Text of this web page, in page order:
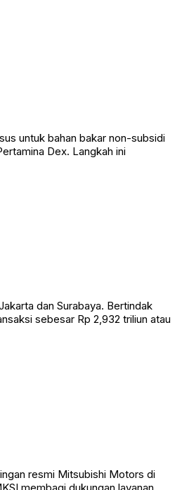
untuk bahan bakar non-subsidi
Dex. Langkah ini
dan Surabaya. Bertindak
sebesar Rp 2,932 triliun atau
resmi Mitsubishi Motors di
membagi dukungan layanan